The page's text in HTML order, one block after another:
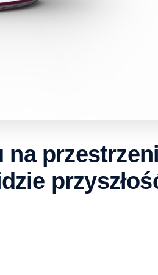
na przestrzeni